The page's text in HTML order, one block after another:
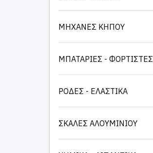
ΜΗΧΑΝΕΣ ΚΗΠΟΥ
ΜΠΑΤΑΡΙΕΣ - ΦΟΡΤΙΣΤΕΣ
ΡΟΔΕΣ - ΕΛΑΣΤΙΚΑ
ΣΚΑΛΕΣ ΑΛΟΥΜΙΝΙΟΥ